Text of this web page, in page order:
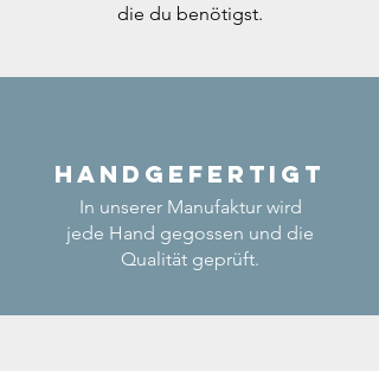
die du benötigst.
Handgefertigt
In unserer Manufaktur wird
jede Hand gegossen und die
Qualität geprüft.